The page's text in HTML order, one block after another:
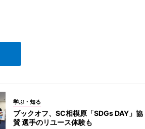
学ぶ・知る
ブックオフ、SC相模原「SDGs DAY」協
賛 選手のリユース体験も